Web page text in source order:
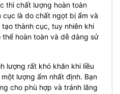
thì chất lượng hoàn toàn
là do chất ngọt bị ẩm và
thành cục, tuy nhiên khi
hoàn toàn và dễ dàng sử
lượng rất khó khăn khi liều
lượng ẩm nhất định. Bạn
cho phù hợp và tránh lãng